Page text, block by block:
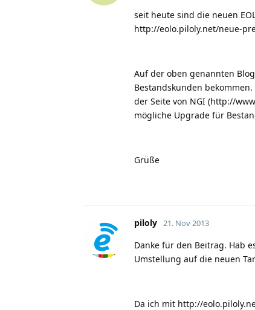
seit heute sind die neuen
http://eolo.piloly.net/neue-
Auf der oben genannten
Bestandskunden
der Seite von NGI (http://
mögliche Upgrade für
Grüße
piloly 21. Nov 2013
Danke für den Beitrag. Hab
Umstellung auf die neuen
Da ich mit http://